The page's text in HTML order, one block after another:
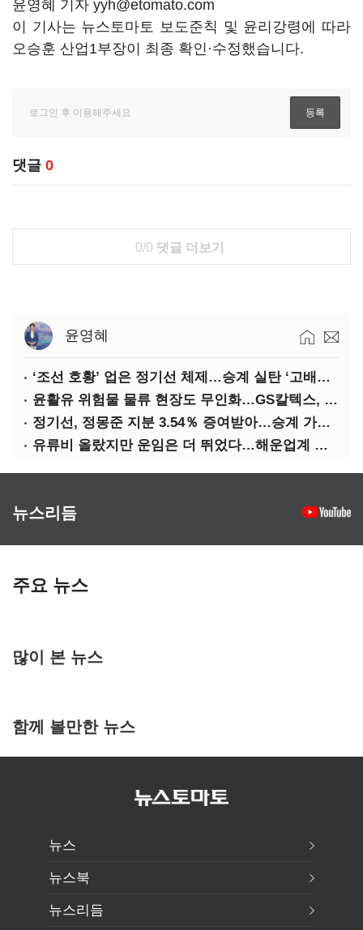
윤영혜 기자 yyh@etomato.com
이 기사는 뉴스토마토 보도준칙 및 윤리강령에 따라
오승훈 산업1부장이 최종 확인·수정했습니다.
댓글 0
0/0 댓글 더보기
윤영혜
‘조선 호황’ 업은 정기선 체제…승계 실탄 ‘고배당’ 주목
윤활유 위험물 물류 현장도 무인화…GS칼텍스, 디지털 전환 가속
정기선, 정몽준 지분 3.54％ 증여받아…승계 가속화
유류비 올랐지만 운임은 더 뛰었다…해운업계 실적 ‘순항’
뉴스리듬
주요 뉴스
많이 본 뉴스
함께 볼만한 뉴스
뉴스
뉴스북
뉴스리듬